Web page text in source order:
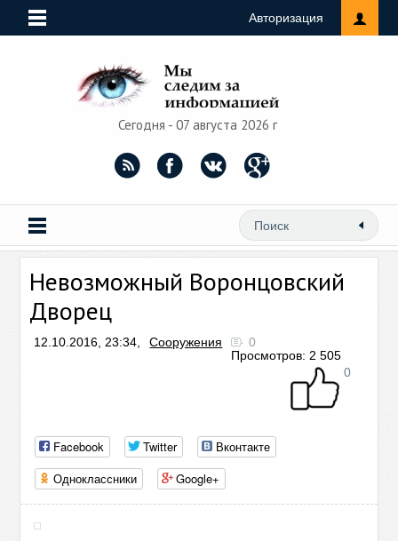
Авторизация
Сегодня - 07 августа 2026 г
Невозможный Воронцовский
Дворец
12.10.2016, 23:34, Сооружения
0
Просмотров: 2 505
0
Facebook Twitter
Вконтакте
Одноклассники
Google+